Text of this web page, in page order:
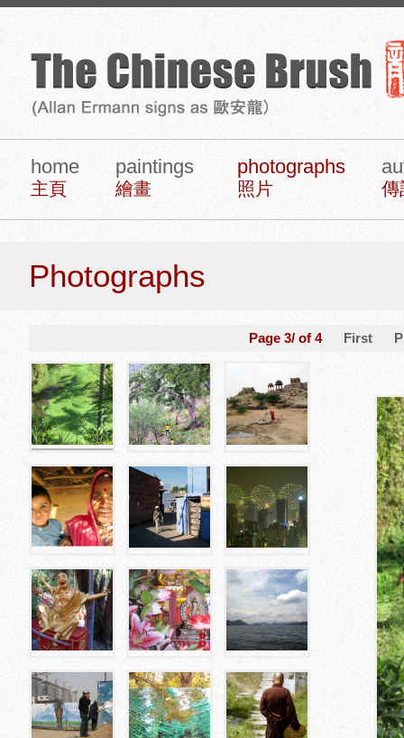
home
主頁
paintings
繪畫
photographs
照片 傳
Photographs
Page 3/ of 4 First